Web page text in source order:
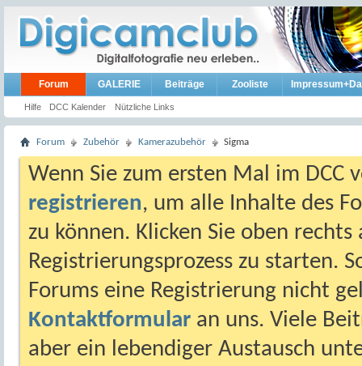
Forum
Hilfe DCC Kalender Nützliche Links
GALERIE Beiträge Zooliste
Forum Zubehör Kamerazubehör Sigma
Wenn Sie zum ersten Mal im DCC
registrieren, um alle Inhalte des
zu können. Klicken Sie oben
Registrierungsprozess zu starten.
Forums eine Registrierung nicht
Kontaktformular an uns. Viele
aber ein lebendiger Austausch